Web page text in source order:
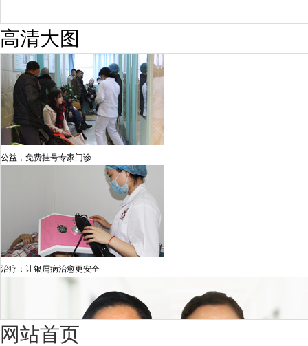
高清大图
公益，免费挂号专家门诊
治疗：让银屑病治愈更安全
网站首页